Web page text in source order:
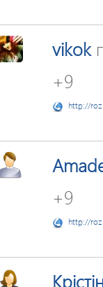
vikok
+9
http://
+9
http://